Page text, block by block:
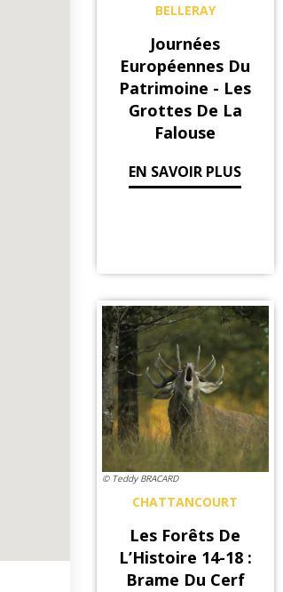
BELLERAY
Journées
Européennes Du
Patrimoine - Les
Grottes De La
Falouse
EN SAVOIR PLUS
© Teddy BRACARD
CHATTANCOURT
Les Forêts De
L’Histoire 14-18 :
Brame Du Cerf